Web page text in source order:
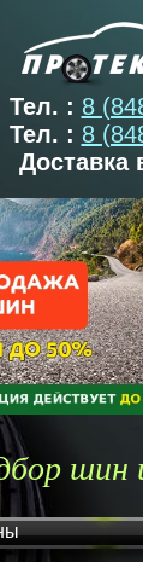
Тел. : 8
Тел. : 8
Доставка
шин